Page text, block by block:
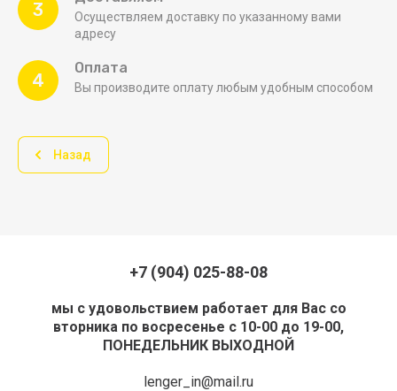
3
Осуществляем доставку по указанному вами
адресу
4
Оплата
Вы производите оплату любым удобным способом
Назад
+7 (904) 025-88-08
мы с удовольствием работает для Вас со
вторника по восресенье с 10-00 до 19-00,
ПОНЕДЕЛЬНИК ВЫХОДНОЙ
lenger_in@mail.ru